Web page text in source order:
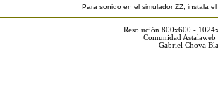
Para sonido en el simulador ZZ, instala
Resolución 800x600 -
Comunidad
Gabriel Chova